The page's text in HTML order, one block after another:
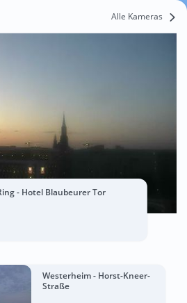
Alle Kameras
- Hotel Blaubeurer Tor
Westerheim - Horst-Kneer-
Straße